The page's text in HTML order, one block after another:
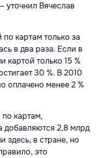
уточнил Вячеслав
картам только за
в два раза. Если в
картой только 15 %
30 %. В 2010
оплачено менее 2 %
картам,
2,8 млрд
здесь, в стране, но
это